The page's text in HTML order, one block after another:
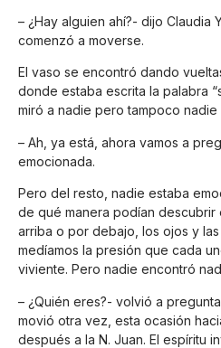
– ¿Hay alguien ahí?- dijo Claudia
comenzó a moverse.
El vaso se encontró dando
donde estaba escrita la palabra
miró a nadie pero tampoco nadie
– Ah, ya está, ahora vamos a
emocionada.
Pero del resto, nadie estaba
de qué manera podían descubrir
arriba o por debajo, los ojos y
medíamos la presión que cada
viviente. Pero nadie encontró
– ¿Quién eres?- volvió a
movió otra vez, esta ocasión
después a la N. Juan. El espíritu